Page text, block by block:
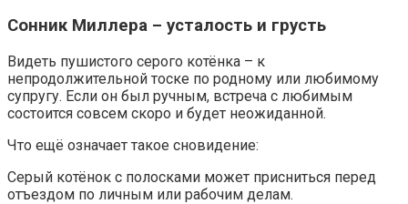
Сонник Миллера – усталость и грусть
Видеть пушистого серого котёнка – к
непродолжительной тоске по родному или любимому
супругу. Если он был ручным, встреча с любимым
состоится совсем скоро и будет неожиданной.
Что ещё означает такое сновидение:
Серый котёнок с полосками может присниться перед
отъездом по личным или рабочим делам.